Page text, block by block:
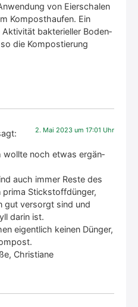
von Eier­scha­len
Kom­post­hau­fen. Ein
bak­te­ri­el­ler Boden­
die Kom­pos­tie­rung
2. Mai 2023 um 17:01 Uhr
woll­te noch etwas ergän­
auch immer Res­te des
pri­ma Stick­stoff­dün­ger,
gut ver­sorgt sind und
dar­in ist.
eigent­lich kei­nen Dün­ger,
Chris­tia­ne